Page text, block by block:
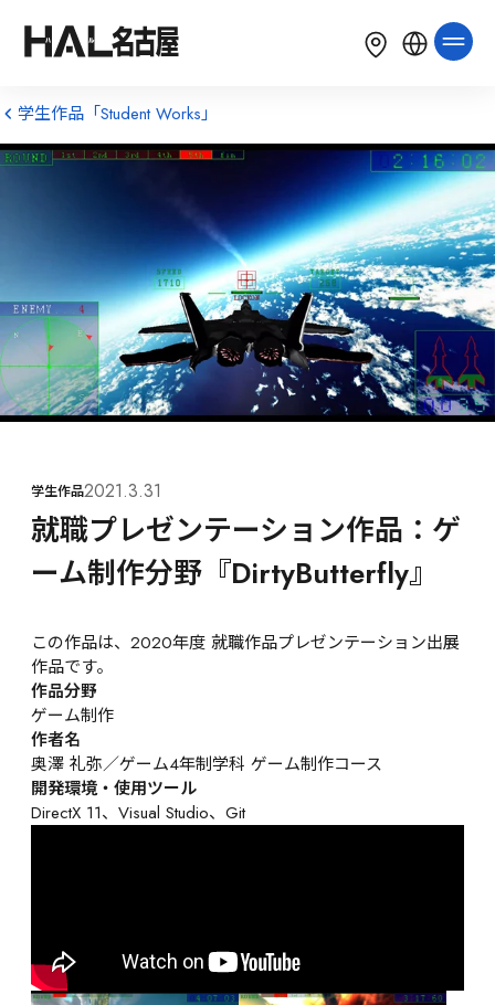
LANGUAGE
English
한국어 Tiếng Việt Bahasa Indonesia
学生作品「Student Works」
学生作品2021.3.31
就職プレゼンテーション作品：ゲ
ーム制作分野『DirtyButterfly』
この作品は、2020年度 就職作品プレゼンテーション出展
作品です。
作品分野
ゲーム制作
作者名
奥澤 礼弥／ゲーム4年制学科 ゲーム制作コース
開発環境・使用ツール
DirectX 11、Visual Studio、Git